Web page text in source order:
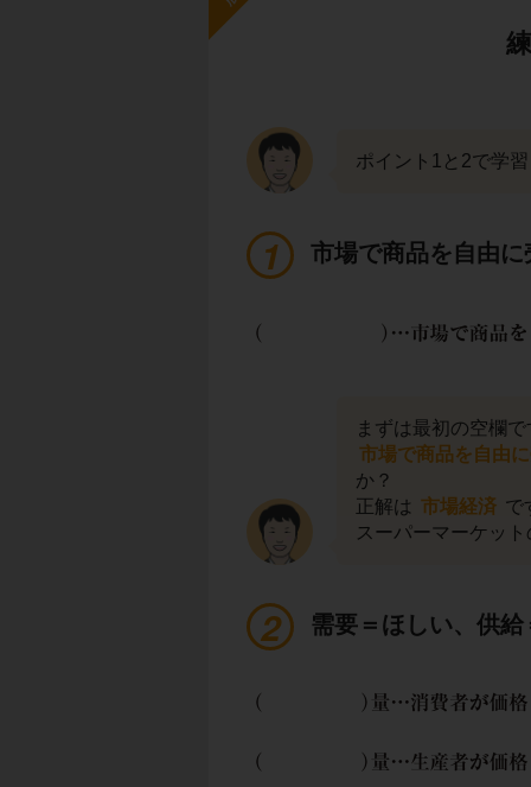
ポイント1と2で学
市場で商品を自由
まずは最初の空欄で
市場で商品を自由
か？
正解は 市場経済 で
スーパーマーケッ
需要＝ほしい、供給